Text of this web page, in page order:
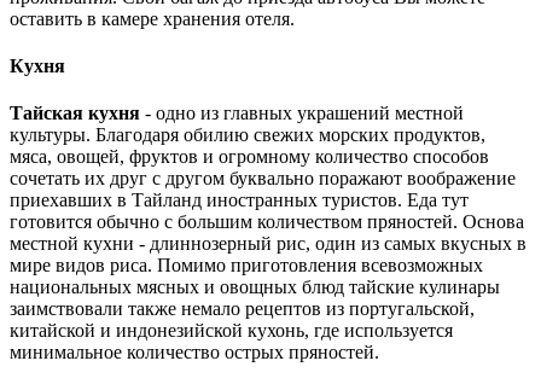
оставить в камере хранения отеля.
Кухня
Тайская кухня - одно из главных украшений местной
культуры. Благодаря обилию свежих морских продуктов,
мяса, овощей, фруктов и огромному количество способов
сочетать их друг с другом буквально поражают воображение
приехавших в Тайланд иностранных туристов. Еда тут
готовится обычно с большим количеством пряностей. Основа
местной кухни - длиннозерный рис, один из самых вкусных в
мире видов риса. Помимо приготовления всевозможных
национальных мясных и овощных блюд тайские кулинары
заимствовали также немало рецептов из португальской,
китайской и индонезийской кухонь, где используется
минимальное количество острых пряностей.